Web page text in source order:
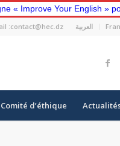
Your English » pour
العربية :contact@hec.dz
Comité d’éthique